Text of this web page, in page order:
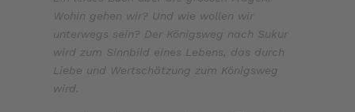
Wohin gehen wir? Und wie wollen wir
unterwegs sein? Der Königsweg nach Sukur
wird zum Sinnbild eines Lebens, das durch
Liebe und Wertschätzung zum Königsweg
wird.